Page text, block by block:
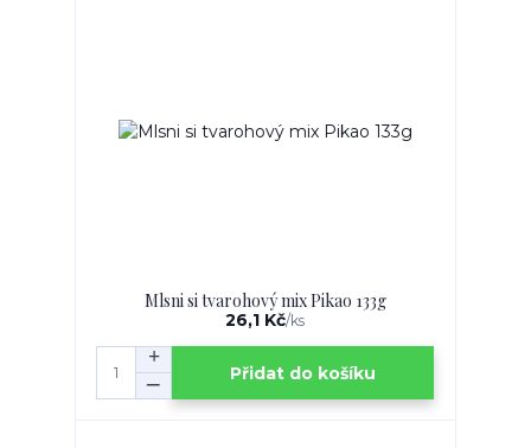
Mlsni si tvarohový mix Pikao 133g
26,1 Kč/ks
Přidat do košíku